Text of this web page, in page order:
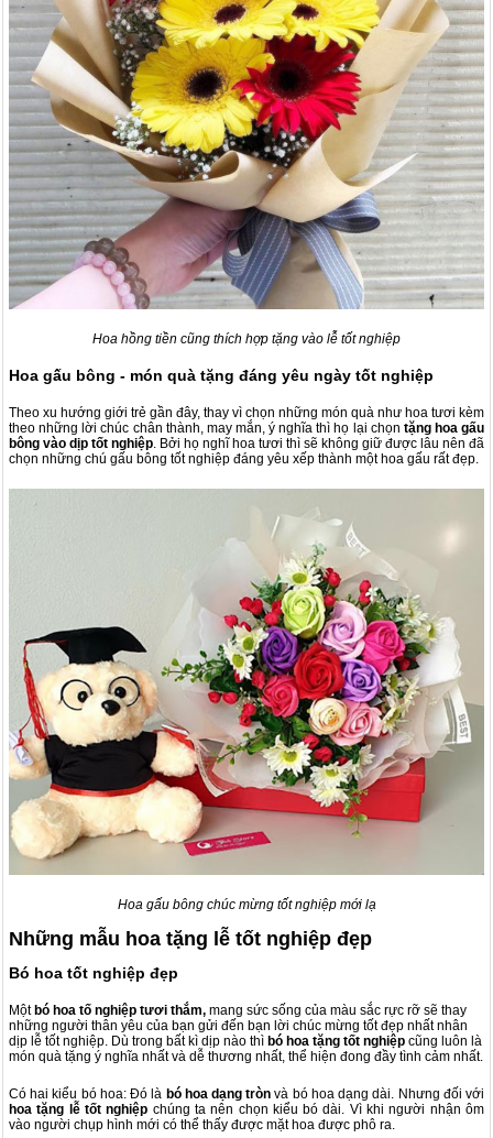
Hoa hồng tiền cũng thích hợp tặng vào lễ tốt nghiệp
Hoa gấu bông - món quà tặng đáng yêu ngày tốt nghiệp
Theo xu hướng giới trẻ gần đây, thay vì chọn những món quà như hoa tươi kèm
theo những lời chúc chân thành, may mắn, ý nghĩa thì họ lại chọn tặng hoa gấu
bông vào dịp tốt nghiệp . Bởi họ nghĩ hoa tươi thì sẽ không giữ được lâu nên đã
chọn những chú gấu bông tốt nghiệp đáng yêu xếp thành một hoa gấu rất đẹp.
Hoa gấu bông chúc mừng tốt nghiệp mới lạ
Những mẫu hoa tặng lễ tốt nghiệp đẹp
Bó hoa tốt nghiệp đẹp
Mộtbó hoa tố nghiệp tươi thắm, mang sức sống của màu sắc rực rỡ sẽ thay
những người thân yêu của bạn gửi đến bạn lời chúc mừng tốt đẹp nhất nhân
dịp lễ tốt nghiệp. Dù trong bất kì dịp nào thì bó hoa tặng tốt nghiệp cũng luôn là
món quà tặng ý nghĩa nhất và dễ thương nhất, thể hiện đong đầy tình cảm nhất.
Có hai kiểu bó hoa: Đó là bó hoa dạng tròn và bó hoa dạng dài. Nhưng đối với
hoa tặng lễ tốt nghiệp chúng ta nên chọn kiểu bó dài. Vì khi người nhận ôm
vào người chụp hình mới có thể thấy được mặt hoa được phô ra.